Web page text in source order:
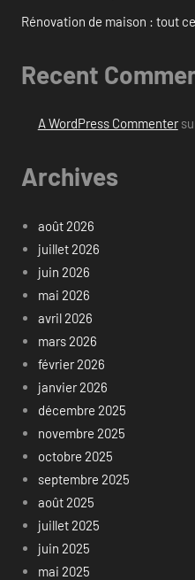
Rénovation de maison : tout
Recent
A WordPress Commenter
Archives
août 2026
juillet 2026
juin 2026
mai 2026
avril 2026
mars 2026
février 2026
janvier 2026
décembre 2025
novembre 2025
octobre 2025
septembre 2025
août 2025
juillet 2025
juin 2025
mai 2025